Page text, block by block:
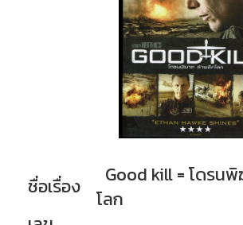
ชื่อเรื่อง
Good kill = โดรน
โลก